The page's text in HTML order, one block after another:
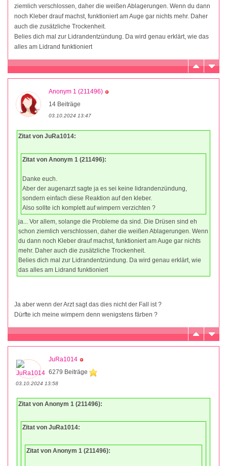
ziemlich verschlossen, daher die weißen Ablagerungen. Wenn du dann
noch Kleber drauf machst, funktioniert am Auge gar nichts mehr. Daher
auch die zusätzliche Trockenheit.
Belies dich mal zur Lidrandentzündung. Da wird genau erklärt, wie das
alles am Lidrand funktioniert
Anonym 1 (211496)
14 Beiträge
03.10.2024 13:47
Zitat von JuRa1014:
Zitat von Anonym 1 (211496):
Danke euch.
Aber der augenarzt sagte ja es sei keine lidrandenzündung,
sondern einfach diese Reaktion auf den kleber.
Also sollte ich komplett auf wimpern verzichten ?
ja... Vor allem, solange die Probleme da sind. Die Drüsen sind eh
schon ziemlich verschlossen, daher die weißen Ablagerungen. Wenn
du dann noch Kleber drauf machst, funktioniert am Auge gar nichts
mehr. Daher auch die zusätzliche Trockenheit.
Belies dich mal zur Lidrandentzündung. Da wird genau erklärt, wie
das alles am Lidrand funktioniert
Ja aber wenn der Arzt sagt das dies nicht der Fall ist ?
Dürfte ich meine wimpern denn wenigstens färben ?
JuRa1014
6279 Beiträge
03.10.2024 13:58
Zitat von Anonym 1 (211496):
Zitat von JuRa1014:
Zitat von Anonym 1 (211496):